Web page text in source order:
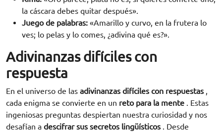
la cáscara debes quitar después».
Juego de palabras: «Amarillo y curvo, en la frutera lo
ves; lo pelas y lo comes, ¿adivina qué es?».
Adivinanzas difíciles con
respuesta
En el universo de las adivinanzas difíciles con respuestas ,
cada enigma se convierte en un reto para la mente . Estas
ingeniosas preguntas despiertan nuestra curiosidad y nos
desafían a descifrar sus secretos lingüísticos . Desde